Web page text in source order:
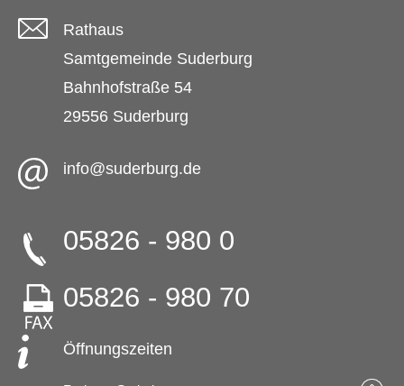
Rathaus
Samtgemeinde Suderburg
Bahnhofstraße 54
29556 Suderburg
info@suderburg.de
05826 - 980 0
05826 - 980 70
Öffnungszeiten